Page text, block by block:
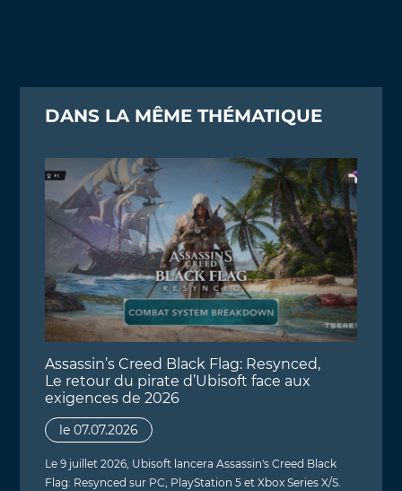
DANS LA MÊME THÉMATIQUE
Assassin’s Creed Black Flag: Resynced,
Le retour du pirate d’Ubisoft face aux
exigences de 2026
le 07.07.2026
Le 9 juillet 2026, Ubisoft lancera Assassin's Creed Black
Flag: Resynced sur PC, PlayStation 5 et Xbox Series X/S.